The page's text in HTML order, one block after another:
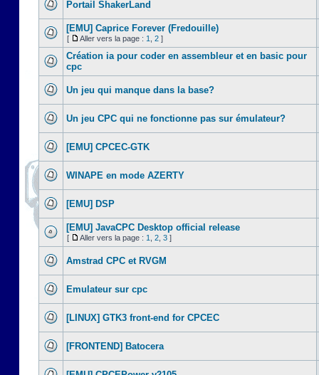
Portail ShakerLand
[EMU] Caprice Forever (Fredouille)
[ Aller vers la page : 1 2 ]
Création ia pour coder en assembleur et en basic pour
cpc
Un jeu qui manque dans la base?
Un jeu CPC qui ne fonctionne pas sur émulateur?
[EMU] CPCEC-GTK
WINAPE en mode AZERTY
[EMU] DSP
[EMU] JavaCPC Desktop official release
[ Aller vers la page : 1 2 3 ]
Amstrad CPC et RVGM
Emulateur sur cpc
[LINUX] GTK3 front-end for CPCEC
[FRONTEND] Batocera